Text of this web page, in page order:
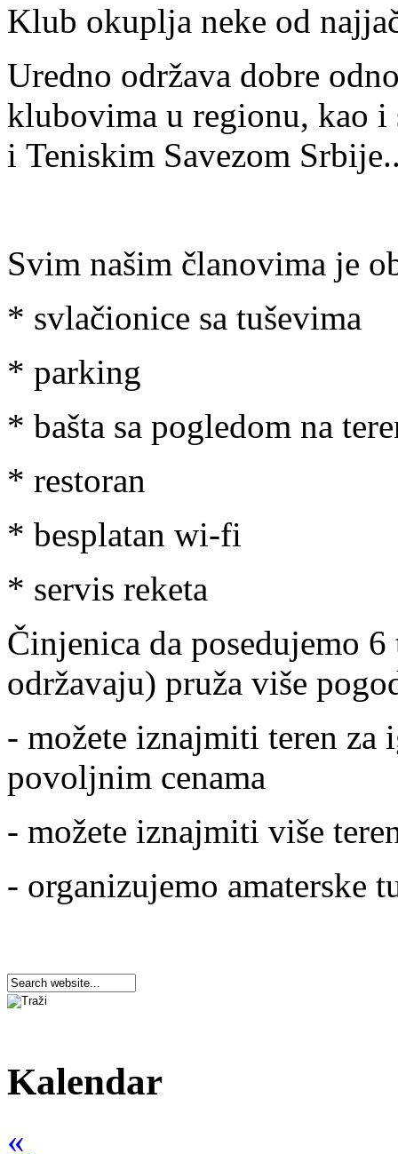
Klub okuplja neke od
Uredno održava dobre
klubovima u regionu, kao i
i Teniskim Savezom
Svim našim članovima je
* svlačionice sa tuševima
* parking
* bašta sa pogledom na
* restoran
* besplatan wi-fi
* servis reketa
Činjenica da posedujemo
održavaju) pruža više
- možete iznajmiti teren
povoljnim cenama
- možete iznajmiti više
- organizujemo amaterske
Kalendar
«